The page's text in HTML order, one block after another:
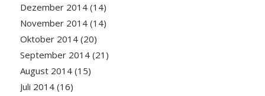
Dezember 2014(14)
November 2014(14)
Oktober 2014(20)
September 2014(21)
August 2014(15)
Juli 2014(16)